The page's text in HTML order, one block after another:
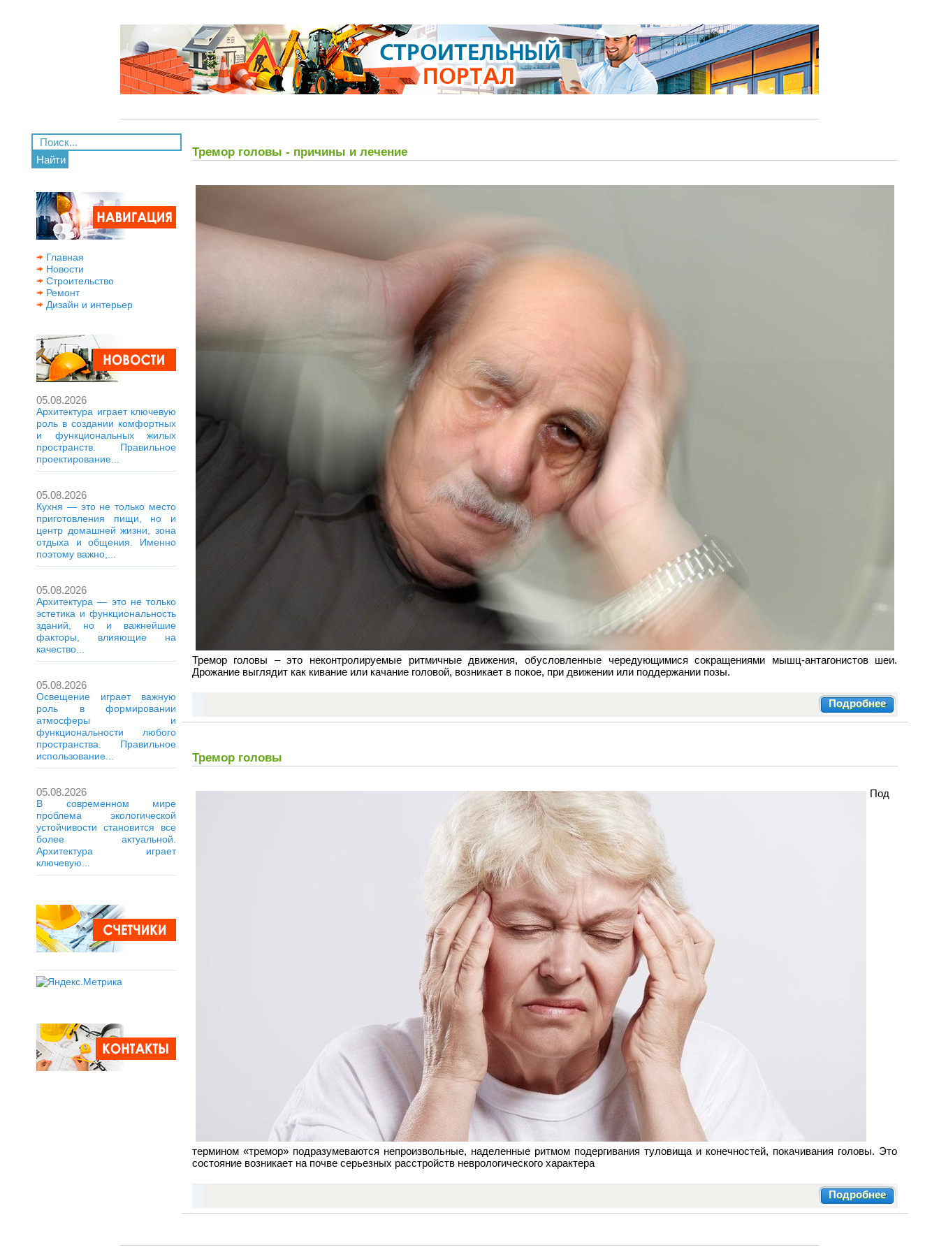
Найти
Главная
Новости
Строительство
Ремонт
Дизайн и интерьер
05.08.2026
Архитектура играет ключевую
роль в создании комфортных
и функциональных жилых
пространств. Правильное
проектирование...
05.08.2026
Кухня — это не только место
приготовления пищи, но и
центр домашней жизни, зона
отдыха и общения. Именно
поэтому важно,...
05.08.2026
Архитектура — это не только
эстетика и функциональность
зданий, но и важнейшие
факторы, влияющие на
качество...
05.08.2026
Освещение играет важную
роль в формировании
атмосферы и
функциональности любого
пространства. Правильное
использование...
05.08.2026
В современном мире
проблема экологической
устойчивости становится все
более актуальной.
Архитектура играет
ключевую...
Тремор головы - причины и лечение
Тремор головы – это неконтролируемые ритмичные движения, обусловленные чередующимися сокращениями мышц-антагонистов шеи.
Дрожание выглядит как кивание или качание головой, возникает в покое, при движении или поддержании позы.
Подробнее
Тремор головы
Под
термином «тремор» подразумеваются непроизвольные, наделенные ритмом подергивания туловища и конечностей, покачивания головы. Это
состояние возникает на почве серьезных расстройств неврологического характера
Подробнее